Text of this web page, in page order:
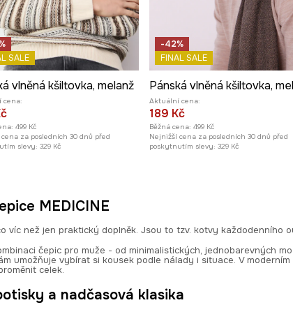
SALE
vlněná kšiltovka, melanž
cena:
499 Kč
za posledních 30 dnů před
slevy: 329 Kč
-42%
FINAL SALE
Pánská vlněná kšiltovka,
Aktuální cena:
189 Kč
Běžná cena: 499 Kč
Nejnižší cena za posledních 30 dnů před
poskytnutím slevy: 329 Kč
MEDICINE
víc než jen praktický doplněk. Jsou to tzv. kotvy každodenního
čepic pro muže - od minimalistických, jednobarevných
umožňuje vybírat si kousek podle nálady i situace. V
celek.
a nadčasová klasika